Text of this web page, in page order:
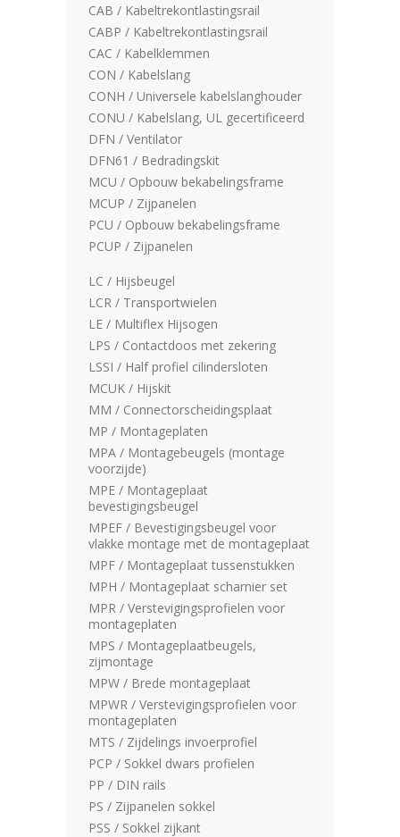
CAB / Kabeltrekontlastingsrail
CABP / Kabeltrekontlastingsrail
CAC / Kabelklemmen
CON / Kabelslang
CONH / Universele kabelslanghouder
CONU / Kabelslang, UL gecertificeerd
DFN / Ventilator
DFN61 / Bedradingskit
MCU / Opbouw bekabelingsframe
MCUP / Zijpanelen
PCU / Opbouw bekabelingsframe
PCUP / Zijpanelen
LC / Hijsbeugel
LCR / Transportwielen
LE / Multiflex Hijsogen
LPS / Contactdoos met zekering
LSSI / Half profiel cilindersloten
MCUK / Hijskit
MM / Connectorscheidingsplaat
MP / Montageplaten
MPA / Montagebeugels (montage
voorzijde)
MPE / Montageplaat
bevestigingsbeugel
MPEF / Bevestigingsbeugel voor
vlakke montage met de montageplaat
MPF / Montageplaat tussenstukken
MPH / Montageplaat scharnier set
MPR / Verstevigingsprofielen voor
montageplaten
MPS / Montageplaatbeugels,
zijmontage
MPW / Brede montageplaat
MPWR / Verstevigingsprofielen voor
montageplaten
MTS / Zijdelings invoerprofiel
PCP / Sokkel dwars profielen
PP / DIN rails
PS / Zijpanelen sokkel
PSS / Sokkel zijkant